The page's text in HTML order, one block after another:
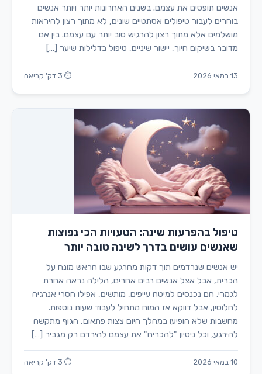
אנשים תופסים את עצמם. בשנים האחרונות יותר ויותר אנשים
בוחרים לעבור טיפולים אסתטיים שונים, לא מתוך רצון להיראות
מושלמים אלא מתוך רצון להרגיש טוב יותר עם עצמם. בין אם
מדובר בשיקום חיוך, יישור שיניים, טיפול בדלילות שיער […]
13 במאי 2026 ⏱ 3 דק' קריאה
טיפול בהפרעות שינה: הטעויות הכי נפוצות
שאנשים עושים בדרך לשינה טובה יותר
יש אנשים שנרדמים תוך דקות מהרגע שבו הראש מונח על
הכרית, אבל אצל אנשים רבים אחרים, הלילה נראה אחרת
לגמרי. הם נכנסים למיטה עייפים, מותשים, אפילו חסרי אנרגיה
לחלוטין, אבל דווקא אז המוח מתחיל לעבוד שעות נוספות.
מחשבות שלא הופיעו במהלך היום צצות פתאום, הגוף מתקשה
להירגע, וכל ניסיון "להכריח" את עצמם להירדם רק מגביר […]
10 במאי 2026 ⏱ 3 דק' קריאה